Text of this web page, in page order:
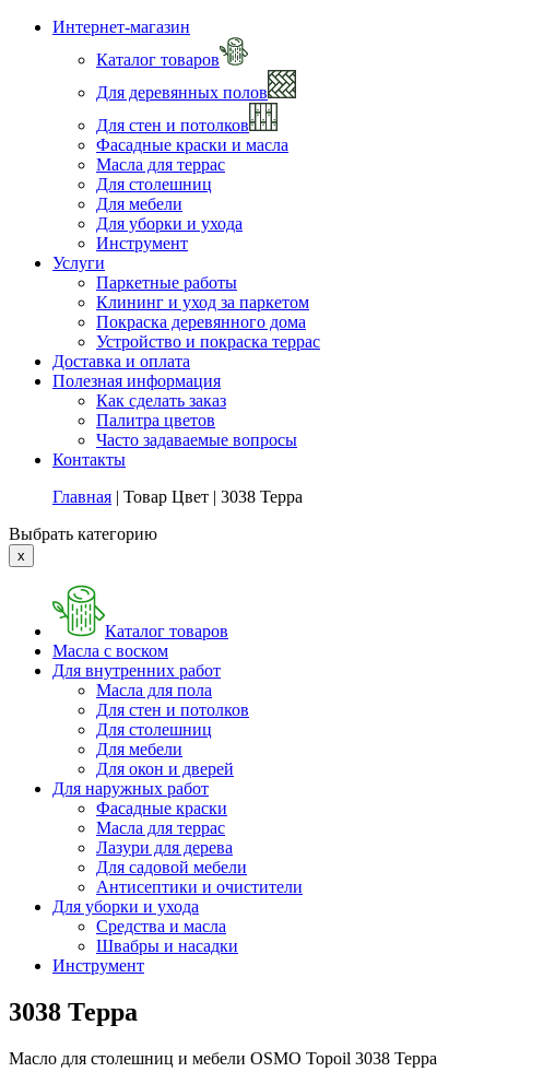
Интернет-магазин
Каталог товаров
Для деревянных полов
Для стен и потолков
Фасадные краски и масла
Масла для террас
Для столешниц
Для мебели
Для уборки и ухода
Инструмент
Услуги
Паркетные работы
Клининг и уход за паркетом
Покраска деревянного дома
Устройство и покраска террас
Доставка и оплата
Полезная информация
Как сделать заказ
Палитра цветов
Часто задаваемые вопросы
Контакты
Главная | Товар Цвет | 3038 Терра
Выбрать категорию
x
Каталог товаров
Масла с воском
Для внутренних работ
Масла для пола
Для стен и потолков
Для столешниц
Для мебели
Для окон и дверей
Для наружных работ
Фасадные краски
Масла для террас
Лазури для дерева
Для садовой мебели
Антисептики и очистители
Для уборки и ухода
Средства и масла
Швабры и наcадки
Инструмент
3038 Терра
Масло для столешниц и мебели OSMO Topoil 3038 Терра